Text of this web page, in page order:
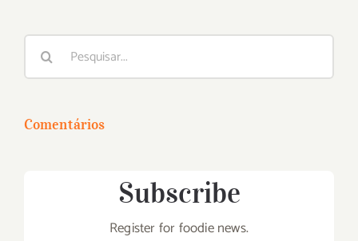
Buscar
resultados
Comentários
Subscribe
Register for foodie news.